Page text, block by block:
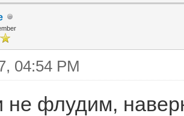
04:54 PM
флудим,